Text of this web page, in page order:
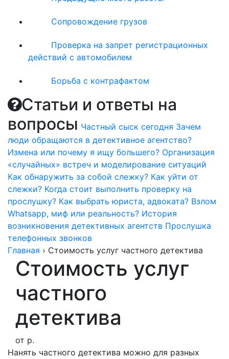
Сопровождение грузов
Проверка на запрет регистрационных
действий с автомобилем
Борьба с контрафактом
Статьи и ответы на
вопросы Частный сыск сегодня Зачем
люди обращаются в детективное агентство?
Измена или почему я ищу большего? Организация
«случайных» встреч и моделирование ситуаций
Как обнаружить за собой слежку? Как уйти от
слежки? Когда стоит выполнить проверку на
прослушку? Как выбрать юриста, адвоката? Взлом
Whatsapp, миф или реальность? История
возникновения детективных агентств Прослушка
телефонных звонков
Главная › Стоимость услуг частного детектива
Стоимость услуг
частного
детектива
от р.
Нанять частного детектива можно для разных